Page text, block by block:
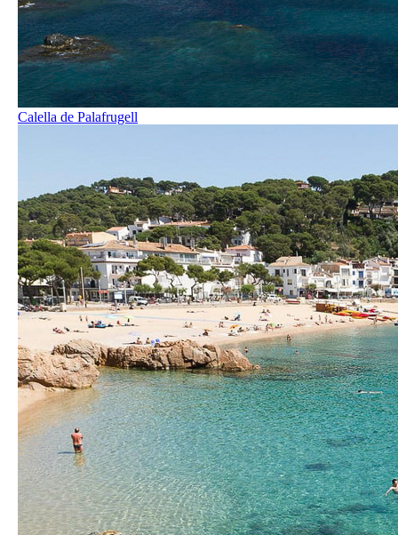
Calella de Palafrugell